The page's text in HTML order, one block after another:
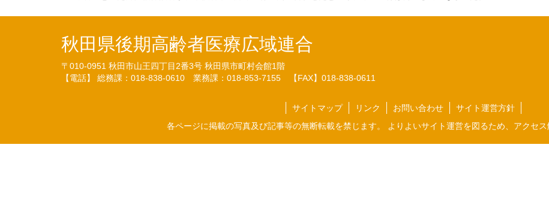
秋田県後期高齢者医療広域連合
〒010-0951 秋田市山王四丁目2番3号 秋田県市町村会館1階
【電話】 総務課：018-838-0610 業務課：018-853-7155 【FAX】018-838-0611
サイトマップ リンク お問い合わせ
サイト運営方針
各ページに掲載の写真及び記事等の無断転載を禁じます。 よりよいサイト運営を図るため、アクセス